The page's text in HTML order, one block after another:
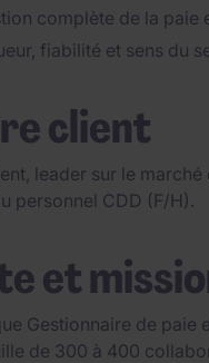
complète de la paie
fiabilité et sens du
client
leader sur le
personnel CDD (F/H).
et
Gestionnaire de
de 300 à 400